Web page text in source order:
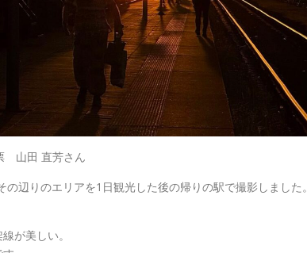
田 直芳さん
辺りのエリアを1日観光した後の帰りの駅で撮影しました。
が美しい。